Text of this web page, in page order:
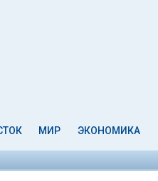
МИР ЭКОНОМИКА